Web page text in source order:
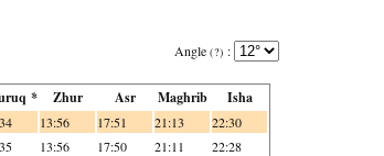
Angle (?) :
* Zhur Asr Maghrib Isha
13:56 17:51 21:13 22:30
13:56 17:50 21:11 22:28